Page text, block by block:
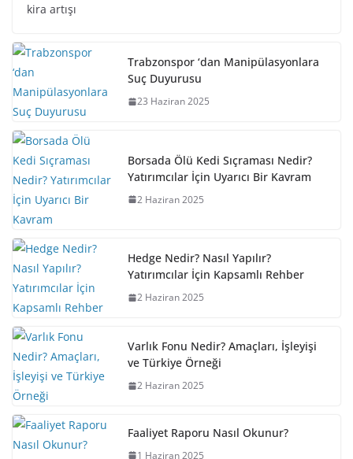
kira artışı
Trabzonspor ‘dan Manipülasyonlara
Suç Duyurusu
23 Haziran 2025
Borsada Ölü Kedi Sıçraması Nedir?
Yatırımcılar İçin Uyarıcı Bir Kavram
2 Haziran 2025
Hedge Nedir? Nasıl Yapılır?
Yatırımcılar İçin Kapsamlı Rehber
2 Haziran 2025
Varlık Fonu Nedir? Amaçları, İşleyişi
ve Türkiye Örneği
2 Haziran 2025
Faaliyet Raporu Nasıl Okunur?
1 Haziran 2025